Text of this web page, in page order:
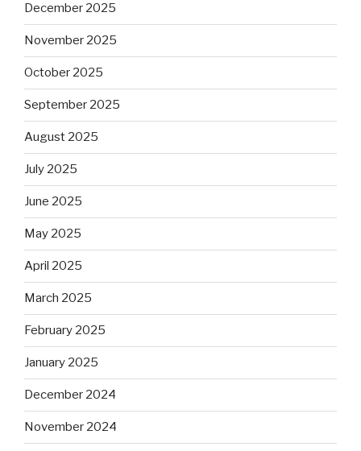
December 2025
November 2025
October 2025
September 2025
August 2025
July 2025
June 2025
May 2025
April 2025
March 2025
February 2025
January 2025
December 2024
November 2024